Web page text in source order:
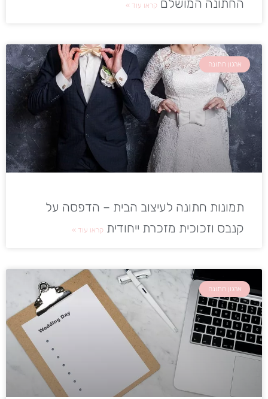
החתונה המושלם קראו עוד »
ארגון חתונה
תמונות חתונה לעיצוב הבית – הדפסה על
קנבס וזכוכית מזכרת ייחודית קראו עוד »
ארגון חתונה